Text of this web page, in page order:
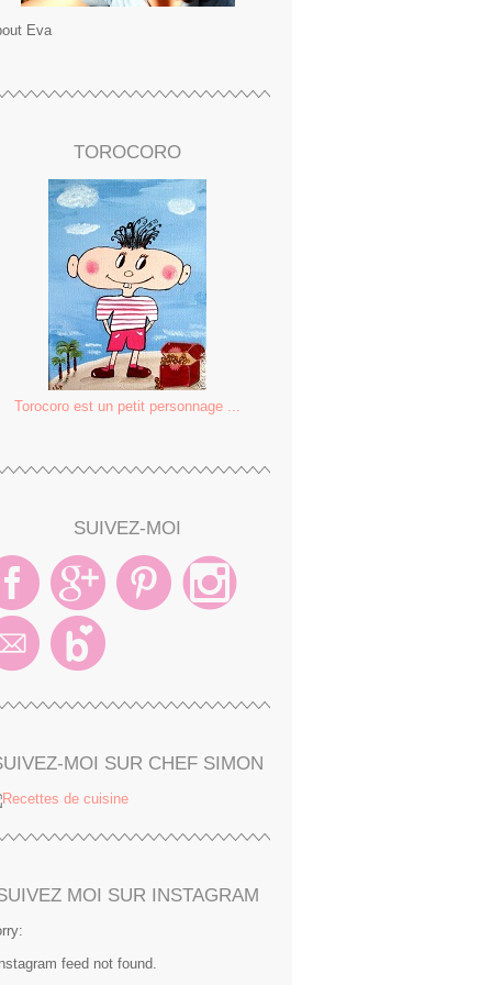
Eva
TOROCORO
Torocoro est un petit personnage ...
SUIVEZ-MOI
MOI SUR CHEF SIMON
MOI SUR INSTAGRAM
feed not found.